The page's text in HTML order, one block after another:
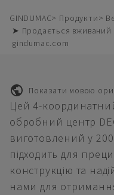
GINDUMAC Продукти
➤ Продається вживаний
gindumac.com
Показати мовою
Цей 4-
обробний центр
виготовлений у
підходить для
конструкцію та
нами для